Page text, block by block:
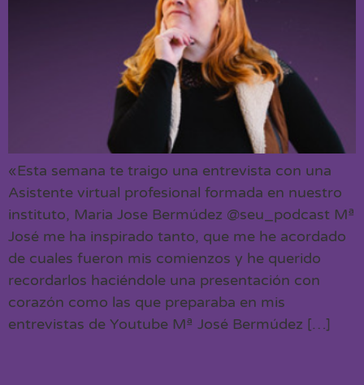
«Esta semana te traigo una entrevista con una
Asistente virtual profesional formada en nuestro
instituto, Maria Jose Bermúdez @seu_podcast Mª
José me ha inspirado tanto, que me he acordado
de cuales fueron mis comienzos y he querido
recordarlos haciéndole una presentación con
corazón como las que preparaba en mis
entrevistas de Youtube Mª José Bermúdez […]